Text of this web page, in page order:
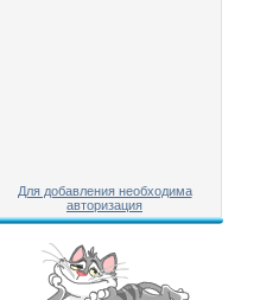
Для добавления необходима
авторизация